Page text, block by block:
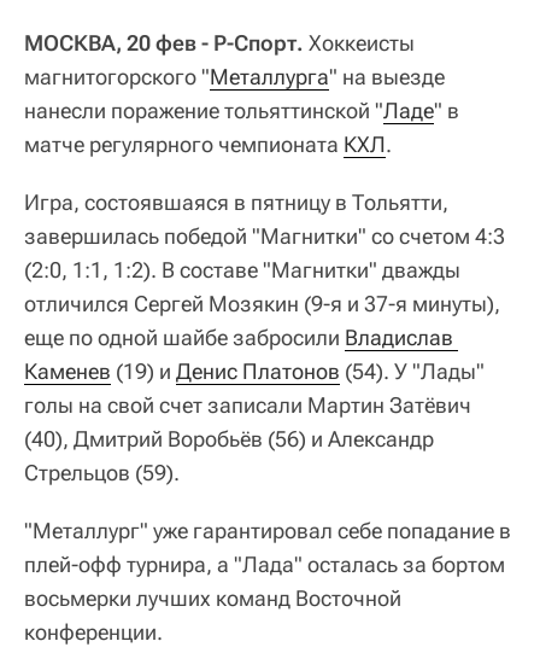
МОСКВА, 20 фев - Р-Спорт. Хоккеисты
магнитогорского "Металлурга" на выезде
нанесли поражение тольяттинской "Ладе" в
матче регулярного чемпионата КХЛ.
Игра, состоявшаяся в пятницу в Тольятти,
завершилась победой "Магнитки" со счетом 4:3
(2:0, 1:1, 1:2). В составе "Магнитки" дважды
отличился Сергей Мозякин (9-я и 37-я минуты),
еще по одной шайбе забросили Владислав
Каменев (19) и Денис Платонов (54). У "Лады"
голы на свой счет записали Мартин Затёвич
(40), Дмитрий Воробьёв (56) и Александр
Стрельцов (59).
"Металлург" уже гарантировал себе попадание в
плей-офф турнира, а "Лада" осталась за бортом
восьмерки лучших команд Восточной
конференции.